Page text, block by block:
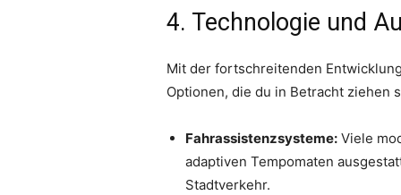
4. Technologie und
Mit der fortschreitenden
Optionen, die du in Betracht ziehen
Fahrassistenzsysteme: Viele
adaptiven Tempomaten
Stadtverkehr.